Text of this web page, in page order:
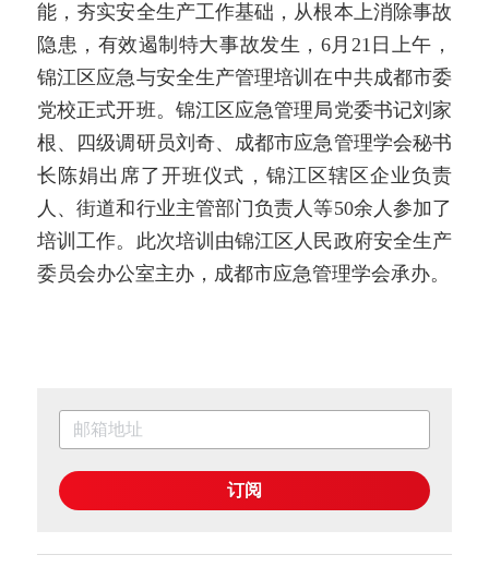
能，夯实安全生产工作基础，从根本上消除事故
隐患，有效遏制特大事故发生，6月21日上午，
锦江区应急与安全生产管理培训在中共成都市委
党校正式开班。锦江区应急管理局党委书记刘家
根、四级调研员刘奇、成都市应急管理学会秘书
长陈娟出席了开班仪式，锦江区辖区企业负责
人、街道和行业主管部门负责人等50余人参加了
培训工作。此次培训由锦江区人民政府安全生产
委员会办公室主办，成都市应急管理学会承办。
订阅